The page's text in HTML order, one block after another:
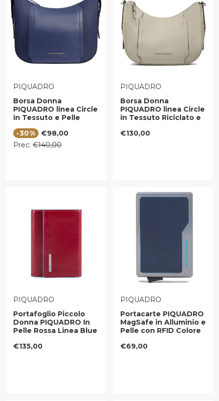
VENDITORE:
PIQUADRO
Borsa Donna
PIQUADRO linea Circle
in Tessuto e Pelle
Grande -
BD6658W92T
-30%
Prezzo di vendita
€98,00
Prezzo regolare
Prec: €140,00
VENDITORE:
PIQUADRO
Borsa Donna
PIQUADRO linea Circle
in Tessuto Riciclato e
BD6657W92T
Prezzo regolare
€130,00
VENDITORE:
PIQUADRO
Portafoglio Piccolo
Donna PIQUADRO In
Pelle Rossa Linea Blue
Prezzo regolare
€135,00
VENDITORE:
PIQUADRO
Portacarte PIQUADRO
MagSafe in Alluminio e
Pelle con RFID Colore
Prezzo regolare
€69,00